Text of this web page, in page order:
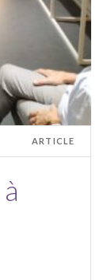
ARTICLE